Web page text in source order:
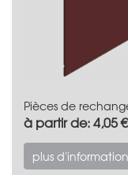
Pièces de
à partir de: 4,05 €
plus d'information